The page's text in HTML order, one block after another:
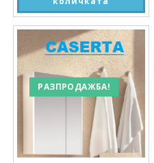
РАЗПРОДАЖБА!